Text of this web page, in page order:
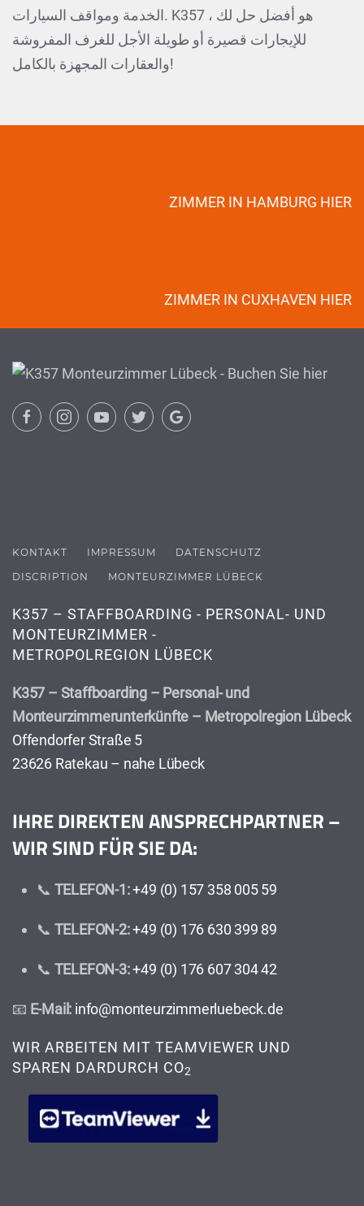
الخدمة ومواقف السيارات. K357 ، هو أفضل حل لك
للإيجارات قصيرة أو طويلة الأجل للغرف المفروشة
والعقارات المجهزة بالكامل!
ZIMMER IN HAMBURG HIER
ZIMMER IN CUXHAVEN HIER
KONTAKT IMPRESSUM
DATENSCHUTZ
DISCRIPTION
MONTEURZIMMER LÜBECK
K357 – STAFFBOARDING - PERSONAL- UND
MONTEURZIMMER -
METROPOLREGION LÜBECK
K357 – Staffboarding – Personal- und
Monteurzimmerunterkünfte – Metropolregion Lübeck
Offendorfer Straße 5
23626 Ratekau – nahe Lübeck
IHRE DIREKTEN ANSPRECHPARTNER –
WIR SIND FÜR SIE DA:
📞 TELEFON-1:+49 (0) 157 358 005 59
📞 TELEFON-2:+49 (0) 176 630 399 89
📞 TELEFON-3:+49 (0) 176 607 304 42
📧 E-Mail: info@monteurzimmerluebeck.de
WIR ARBEITEN MIT TEAMVIEWER UND
SPAREN DARDURCH CO2